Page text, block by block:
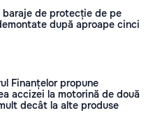
baraje de protecție de pe
după aproape cinci
Finanțelor propune
accizei la motorină de două
decât la alte produse